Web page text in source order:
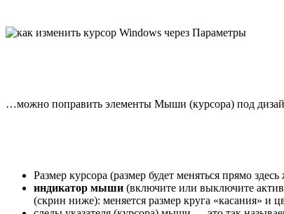
…можно поправить элементы Мыши (курсора) под
Размер курсора (размер будет меняться прямо
индикатор мыши (включите или выключите
(скрин ниже): меняется размер круга «касания» и